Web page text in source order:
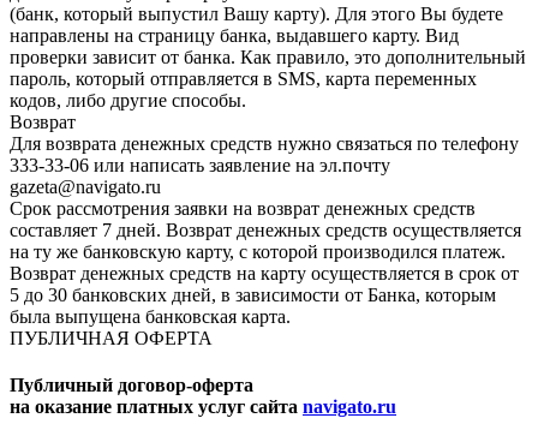
(банк, который выпустил Вашу карту). Для этого Вы будете
направлены на страницу банка, выдавшего карту. Вид
проверки зависит от банка. Как правило, это дополнительный
пароль, который отправляется в SMS, карта переменных
кодов, либо другие способы.
Возврат
Для возврата денежных средств нужно связаться по телефону
333-33-06 или написать заявление на эл.почту
gazeta@navigato.ru
Срок рассмотрения заявки на возврат денежных средств
составляет 7 дней. Возврат денежных средств осуществляется
на ту же банковскую карту, с которой производился платеж.
Возврат денежных средств на карту осуществляется в срок от
5 до 30 банковских дней, в зависимости от Банка, которым
была выпущена банковская карта.
ПУБЛИЧНАЯ ОФЕРТА
Публичный договор-оферта
на оказание платных услуг сайта navigato.ru